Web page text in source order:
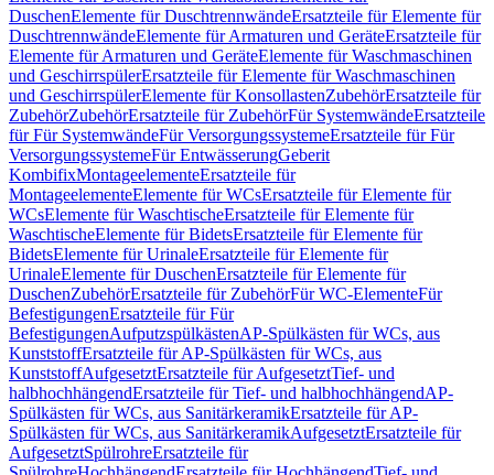
DuschenElemente für DuschtrennwändeErsatzteile für Elemente für
DuschtrennwändeElemente für Armaturen und GeräteErsatzteile für
Elemente für Armaturen und GeräteElemente für Waschmaschinen
und GeschirrspülerErsatzteile für Elemente für Waschmaschinen
und GeschirrspülerElemente für KonsollastenZubehörErsatzteile für
ZubehörZubehörErsatzteile für ZubehörFür SystemwändeErsatzteile
für Für SystemwändeFür VersorgungssystemeErsatzteile für Für
VersorgungssystemeFür EntwässerungGeberit
KombifixMontageelementeErsatzteile für
MontageelementeElemente für WCsErsatzteile für Elemente für
WCsElemente für WaschtischeErsatzteile für Elemente für
WaschtischeElemente für BidetsErsatzteile für Elemente für
BidetsElemente für UrinaleErsatzteile für Elemente für
UrinaleElemente für DuschenErsatzteile für Elemente für
DuschenZubehörErsatzteile für ZubehörFür WC-ElementeFür
BefestigungenErsatzteile für Für
BefestigungenAufputzspülkästenAP-Spülkästen für WCs, aus
KunststoffErsatzteile für AP-Spülkästen für WCs, aus
KunststoffAufgesetztErsatzteile für AufgesetztTief- und
halbhochhängendErsatzteile für Tief- und halbhochhängendAP-
Spülkästen für WCs, aus SanitärkeramikErsatzteile für AP-
Spülkästen für WCs, aus SanitärkeramikAufgesetztErsatzteile für
AufgesetztSpülrohreErsatzteile für